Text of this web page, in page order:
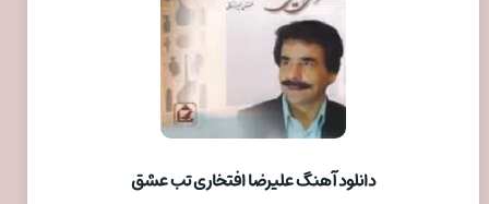
دانلود آهنگ علیرضا افتخاری تب عشق